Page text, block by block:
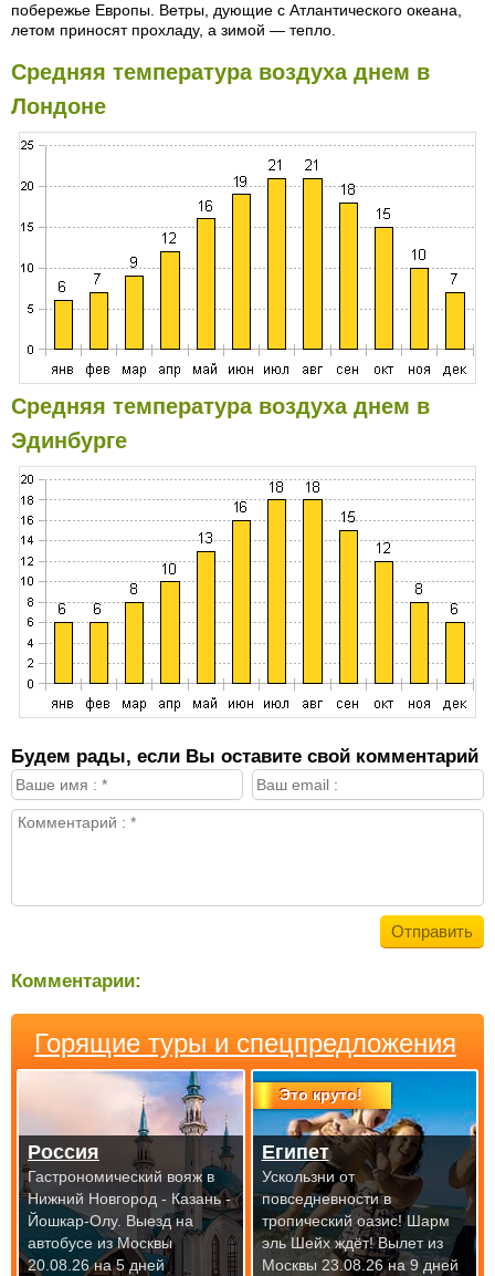
побережье Европы. Ветры, дующие с Атлантического океана,
летом приносят прохладу, а зимой — тепло.
Средняя температура воздуха днем в
Лондоне
Средняя температура воздуха днем в
Эдинбурге
Будем рады, если Вы оставите свой комментарий
Комментарии:
Горящие туры и спецпредложения
Россия
Гастрономический вояж в
Нижний Новгород - Казань -
Йошкар-Олу. Выезд на
автобусе из Москвы
20.08.26 на 5 дней
Это круто!
Египет
Ускользни от
повседневности в
тропический оазис! Шарм
эль Шейх ждёт!Вылет из
Москвы 23.08.26 на 9 дней